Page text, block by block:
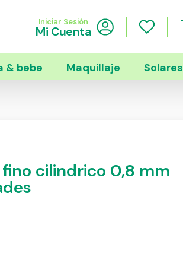
Iniciar Sesión
Mi Cuenta
& bebe Maquillaje Solares
cilindrico 0,8 mm